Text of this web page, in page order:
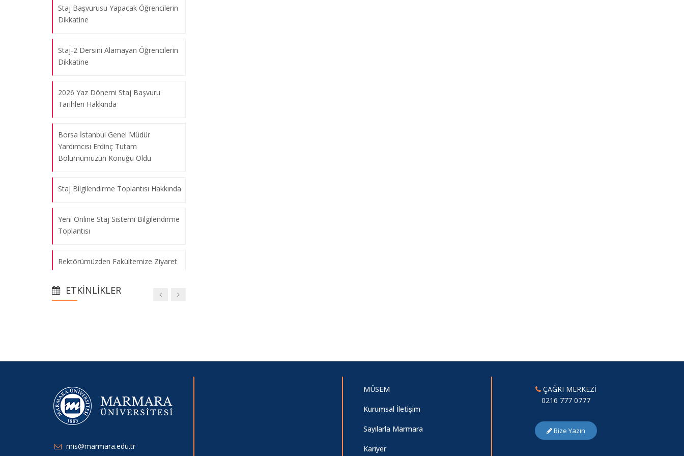
Staj Başvurusu Yapacak Öğrencilerin
Dikkatine
Staj-2 Dersini Alamayan Öğrencilerin
Dikkatine
2026 Yaz Dönemi Staj Başvuru
Tarihleri Hakkında
Borsa İstanbul Genel Müdür
Yardımcısı Erdinç Tutam
Bölümümüzün Konuğu Oldu
Staj Bilgilendirme Toplantısı Hakkında
Yeni Online Staj Sistemi Bilgilendirme
Toplantısı
Rektörümüzden Fakültemize Ziyaret
Bölüm Yönetiminden Yeni Dekan
Borsa İstanbul Ziyaretimiz
ETKINLIKLER
mis@marmara.edu.tr
MÜSEM
Kurumsal İletişim
Sayılarla Marmara
Kariyer
ÇAĞRI MERKEZİ
0216 777 0777
Bize Yazın